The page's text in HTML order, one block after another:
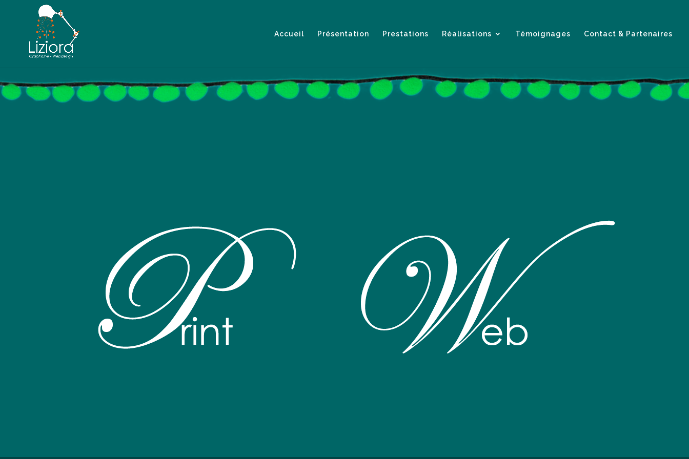
Accueil Présentation Prestations Réalisations Témoignages Contact & Partenaires